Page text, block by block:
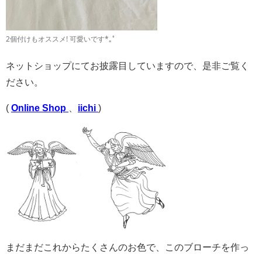
2個付けもオススメ! 可愛いです*｡ﾟ
ネットショップにてお披露目していますので、是非ご覧く
ださい。
( Online Shop iichi )
まだまだこれからたくさんのお色で、このブローチを作っ